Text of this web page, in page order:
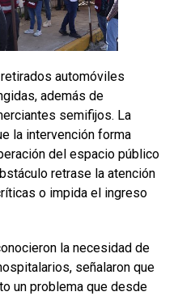
automóviles
además de
semifijos. La
la intervención forma
del espacio público
retrase la atención
o impida el ingreso
la necesidad de
señalaron que
un problema que desde